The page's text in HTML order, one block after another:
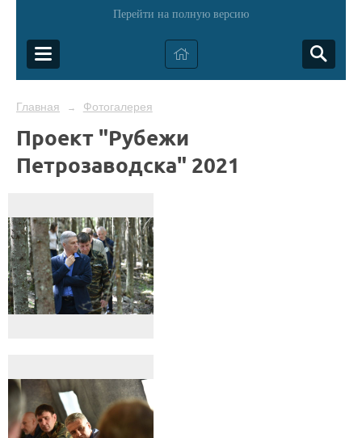
Перейти на полную версию
Главная → Фотогалерея
Проект "Рубежи
Петрозаводска" 2021